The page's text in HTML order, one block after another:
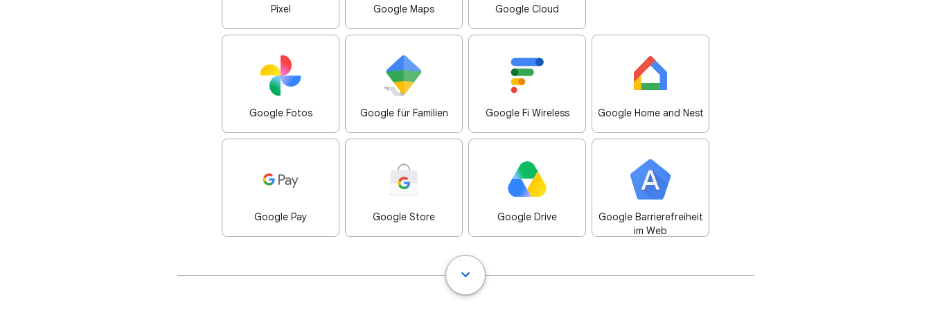
Pixel Google Maps Google Cloud
Google Fotos Google für Familien Google Fi Wireless Google Home and Nest
Google Pay Google Store Google Drive
Google Barrierefreiheit
im Web